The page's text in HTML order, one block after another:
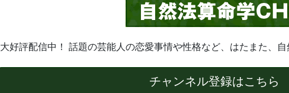
大好評配信中！ 話題の芸能人の恋愛事情や性格など、はたまた、自
チャンネル登録はこちら